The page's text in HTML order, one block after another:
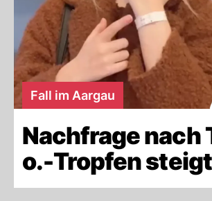
Fall im Aargau
Nachfrage nach
o.-Tropfen steigt